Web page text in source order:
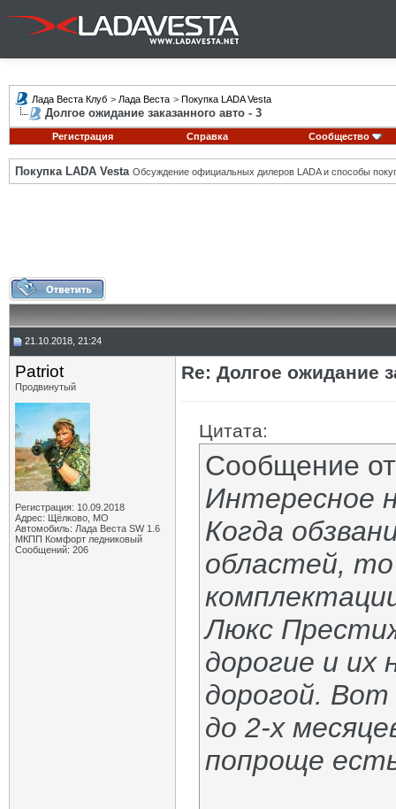
Лада Веста Клуб > Лада Веста > Покупка LADA Vesta
Долгое ожидание заказанного авто - 3
Регистрация Справка Сообщество
Покупка LADA Vesta Обсуждение официальных дилеров LADA и способы
21.10.2018, 21:24
Patriot
Продвинутый
Регистрация: 10.09.2018
Адрес: Щёлково, МО
Автомобиль: Лада Веста SW 1.6
МКПП Комфорт ледниковый
Сообщений: 206
Re: Долгое ожидание
Цитата:
Сообщение
Интересное
Когда
областей, то
Люкс
дорогие и
дорогой.
до 2-х
попроще